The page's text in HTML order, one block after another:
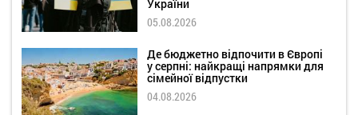
України
05.08.2026
Де бюджетно відпочити в Європі
у серпні: найкращі напрямки для
сімейної відпустки
04.08.2026